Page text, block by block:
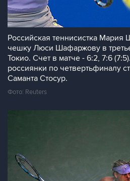
Российская теннисистка Мария
чешку Люси Шафаржову в
Токио. Счет в матче - 6:2, 7:6
россиянки по четвертьфиналу
Саманта Стосур.
Фото: Reuters